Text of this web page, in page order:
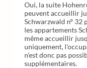
Oui, la suite
peuvent accueillir
Schwarzwald n° 32
les appartements
même accueillir
uniquement,
n'est donc pas
supplémentaires.